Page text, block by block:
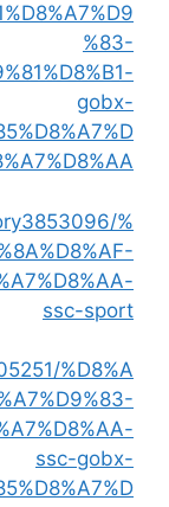
%83-
gobx-
%
ssc-sport
%D8%A
ssc-gobx-